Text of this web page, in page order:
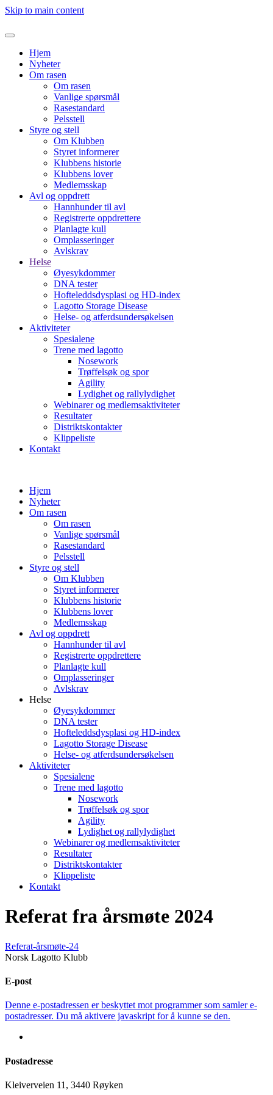
Skip to main content
Hjem
Nyheter
Om rasen
Om rasen
Vanlige spørsmål
Rasestandard
Pelsstell
Styre og stell
Om Klubben
Styret informerer
Klubbens historie
Klubbens lover
Medlemsskap
Avl og oppdrett
Hannhunder til avl
Registrerte oppdrettere
Planlagte kull
Omplasseringer
Avlskrav
Helse
Øyesykdommer
DNA tester
Hofteleddsdysplasi og HD-index
Lagotto Storage Disease
Helse- og atferdsundersøkelsen
Aktiviteter
Spesialene
Trene med lagotto
Nosework
Trøffelsøk og spor
Agility
Lydighet og rallylydighet
Webinarer og medlemsaktiviteter
Resultater
Distriktskontakter
Klippeliste
Kontakt
Hjem
Nyheter
Om rasen
Om rasen
Vanlige spørsmål
Rasestandard
Pelsstell
Styre og stell
Om Klubben
Styret informerer
Klubbens historie
Klubbens lover
Medlemsskap
Avl og oppdrett
Hannhunder til avl
Registrerte oppdrettere
Planlagte kull
Omplasseringer
Avlskrav
Helse
Øyesykdommer
DNA tester
Hofteleddsdysplasi og HD-index
Lagotto Storage Disease
Helse- og atferdsundersøkelsen
Aktiviteter
Spesialene
Trene med lagotto
Nosework
Trøffelsøk og spor
Agility
Lydighet og rallylydighet
Webinarer og medlemsaktiviteter
Resultater
Distriktskontakter
Klippeliste
Kontakt
Referat fra årsmøte 2024
Referat-årsmøte-24
Norsk Lagotto Klubb
E-post
Denne e-postadressen er beskyttet mot programmer som samler e-
postadresser. Du må aktivere javaskript for å kunne se den.
Postadresse
Kleiverveien 11, 3440 Røyken